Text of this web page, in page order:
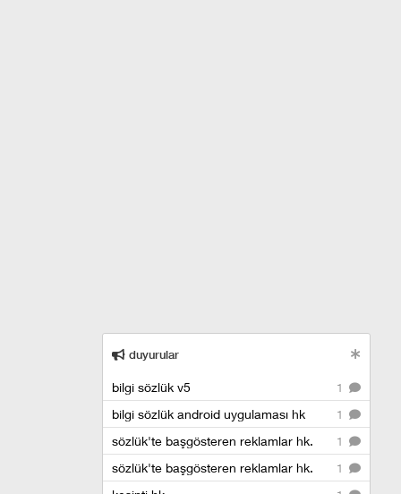
duyurular
1
bilgi sözlük v5
1
bilgi sözlük android uygulaması hk
1
sözlük'te başgösteren reklamlar hk.
1
sözlük'te başgösteren reklamlar hk.